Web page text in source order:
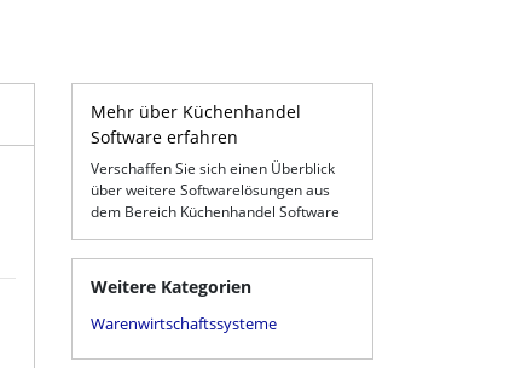
Mehr über Küchenhandel
Software erfahren
Verschaffen Sie sich einen Überblick
über weitere Softwarelösungen aus
dem Bereich Küchenhandel Software
Weitere Kategorien
Warenwirtschaftssysteme